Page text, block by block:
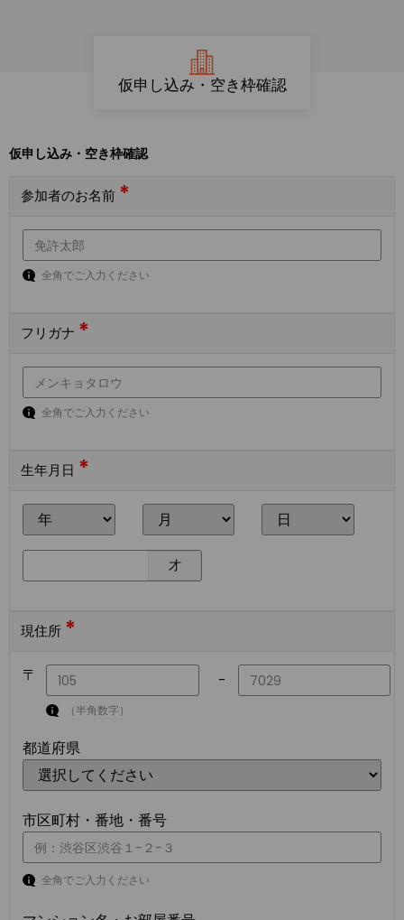
仮申し込み・空き枠確認
仮申し込み・空き枠確認
参加者のお名前 *
全角でご入力ください
フリガナ *
全角でご入力ください
生年月日 *
才
現住所 *
〒 -
（半角数字）
都道府県
市区町村・番地・番号
全角でご入力ください